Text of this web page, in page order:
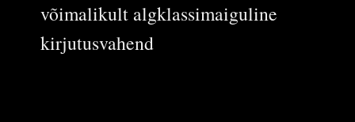
võimalikult algklassimaiguline
kirjutusvahend